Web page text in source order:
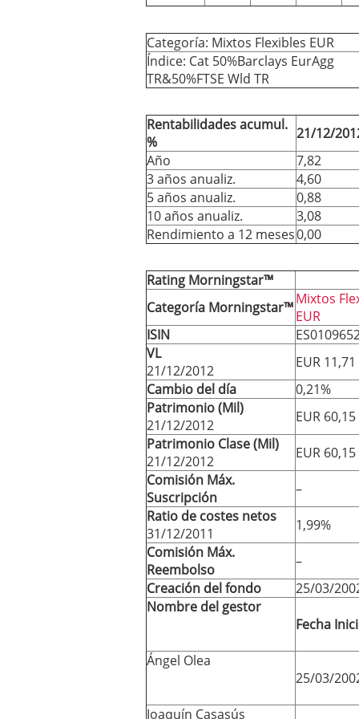
Categoría: Mixtos Flexibles EUR
Índice: Cat 50%Barclays EurAgg
TR&50%FTSE Wld TR
Rentabilidades acumul.
%
21/12/
Año
7,82
3 años anualiz.
4,60
5 años anualiz.
0,88
10 años anualiz.
3,08
Rendimiento a 12 meses0,00
Rating Morningstar™
Categoría Morningstar™Mixtos
EUR
ISIN
VL
21/12/2012
EUR 11,71
Cambio del día
0,21%
Patrimonio (Mil)
21/12/2012
EUR 60,15
Patrimonio Clase (Mil)
21/12/2012
EUR 60,15
Comisión Máx.
Suscripción
–
Ratio de costes netos
31/12/2011
1,99%
Comisión Máx.
Reembolso
–
Creación del fondo
25/03/
Nombre del gestor
Fecha
Ángel Olea
25/03/
Joaquín Casasús